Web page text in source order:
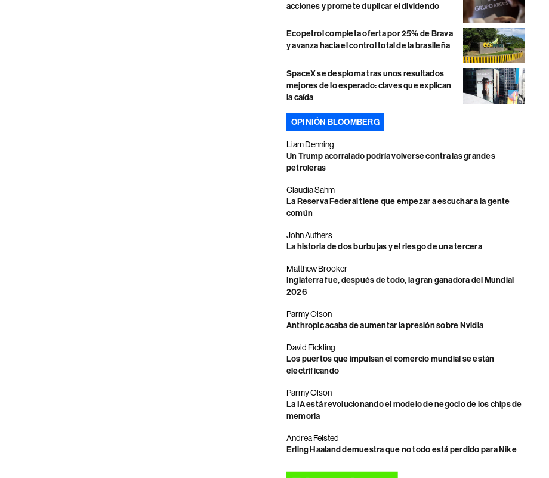
acciones y promete duplicar el dividendo
Ecopetrol completa oferta por 25% de Brava
y avanza hacia el control total de la brasileña
SpaceX se desploma tras unos resultados
mejores de lo esperado: claves que explican
la caída
OPINIÓN BLOOMBERG
Liam Denning
Un Trump acorralado podría volverse contra las grandes
petroleras
Claudia Sahm
La Reserva Federal tiene que empezar a escuchar a la gente
común
John Authers
La historia de dos burbujas y el riesgo de una tercera
Matthew Brooker
Inglaterra fue, después de todo, la gran ganadora del Mundial
2026
Parmy Olson
Anthropic acaba de aumentar la presión sobre Nvidia
David Fickling
Los puertos que impulsan el comercio mundial se están
electrificando
Parmy Olson
La IA está revolucionando el modelo de negocio de los chips de
memoria
Andrea Felsted
Erling Haaland demuestra que no todo está perdido para Nike